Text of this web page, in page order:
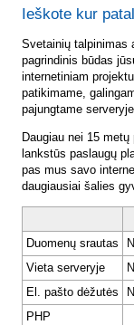
Ieškote kur
Svetainių talpinimas
pagrindinis būdas
internetiniam
patikimame,
pajungtame
Daugiau nei 15
lankstūs paslaugų
pas mus savo
daugiausiai šalies
Duomenų srautas
Vieta serveryje
El. pašto dėžutės
PHP